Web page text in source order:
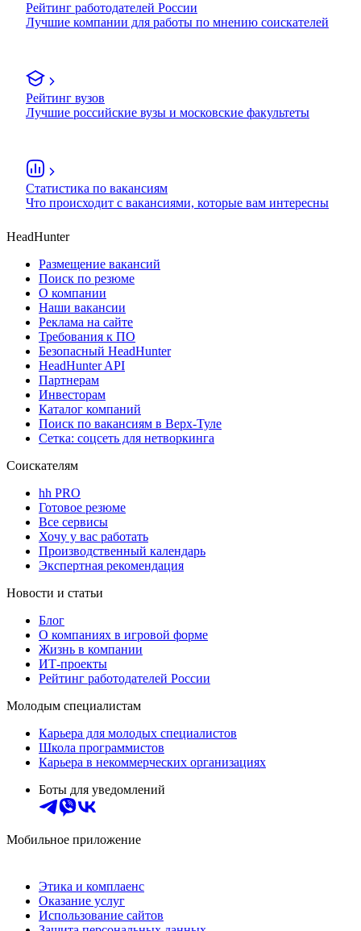
Рейтинг работодателей России
Лучшие компании для работы по мнению соискателей
Рейтинг вузов
Лучшие российские вузы и московские факультеты
Статистика по вакансиям
Что происходит с вакансиями, которые вам интересны
HeadHunter
Размещение вакансий
Поиск по резюме
О компании
Наши вакансии
Реклама на сайте
Требования к ПО
Безопасный HeadHunter
HeadHunter API
Партнерам
Инвесторам
Каталог компаний
Поиск по вакансиям в Верх-Туле
Сетка: соцсеть для нетворкинга
Соискателям
hh PRO
Готовое резюме
Все сервисы
Хочу у вас работать
Производственный календарь
Экспертная рекомендация
Новости и статьи
Блог
О компаниях в игровой форме
Жизнь в компании
ИТ-проекты
Рейтинг работодателей России
Молодым специалистам
Карьера для молодых специалистов
Школа программистов
Карьера в некоммерческих организациях
Боты для уведомлений
Мобильное приложение
Этика и комплаенс
Оказание услуг
Использование сайтов